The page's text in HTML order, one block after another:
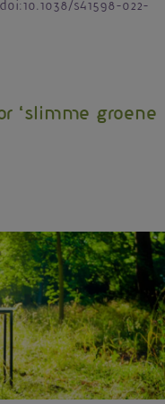
s41598-022-
‘slimme groene